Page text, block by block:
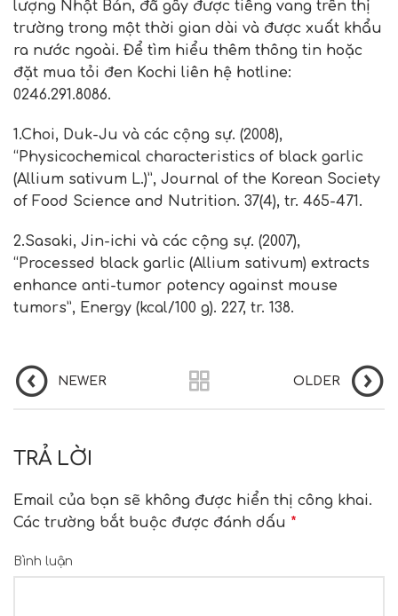
lượng Nhật Bản, đã gây được tiếng vang trên thị
trường trong một thời gian dài và được xuất khẩu
ra nước ngoài. Để tìm hiểu thêm thông tin hoặc
đặt mua tỏi đen Kochi liên hệ hotline:
0246.291.8086.
1.Choi, Duk-Ju và các cộng sự. (2008),
“Physicochemical characteristics of black garlic
(Allium sativum L.)”, Journal of the Korean Society
of Food Science and Nutrition. 37(4), tr. 465-471.
2.Sasaki, Jin-ichi và các cộng sự. (2007),
“Processed black garlic (Allium sativum) extracts
enhance anti-tumor potency against mouse
tumors”, Energy (kcal/100 g). 227, tr. 138.
NEWER OLDER
TRẢ LỜI
Email của bạn sẽ không được hiển thị công khai.
Các trường bắt buộc được đánh dấu *
Bình luận